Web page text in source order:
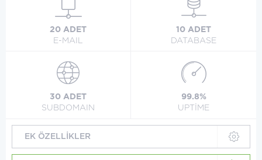
20 ADET
E-MAIL
10 ADET
DATABASE
30 ADET
SUBDOMAIN
99.8%
UPTİME
EK ÖZELLİKLER